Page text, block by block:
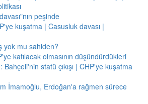
peşinde
kuşatma | Casusluk davası |
yok mu sahiden?
katılacak olmasının düşündürdükleri
Bahçeli'nin statü çıkışı | CHP'ye kuşatma
İmamoğlu, Erdoğan'a rağmen sürece